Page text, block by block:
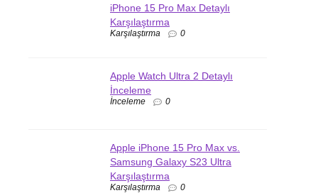
iPhone 15 Pro Max Detaylı
Karşılaştırma
Karşılaştırma 0
Apple Watch Ultra 2 Detaylı
İnceleme
İnceleme 0
Apple iPhone 15 Pro Max vs.
Samsung Galaxy S23 Ultra
Karşılaştırma
Karşılaştırma 0